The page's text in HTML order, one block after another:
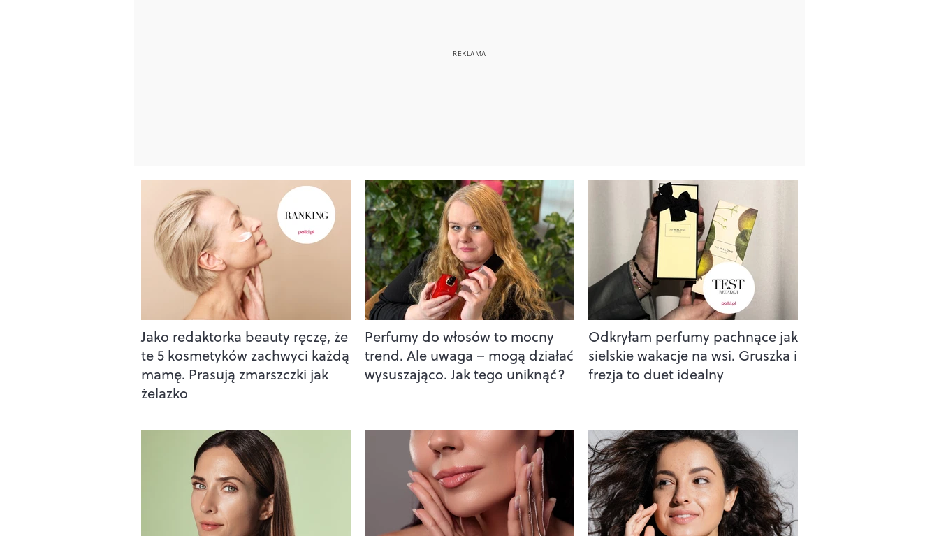
Jako redaktorka beauty ręczę, że
te 5 kosmetyków zachwyci każdą
mamę. Prasują zmarszczki jak
żelazko
Perfumy do włosów to mocny
trend. Ale uwaga – mogą działać
wysuszająco. Jak tego uniknąć?
Odkryłam perfumy pachnące jak
sielskie wakacje na wsi. Gruszka i
frezja to duet idealny